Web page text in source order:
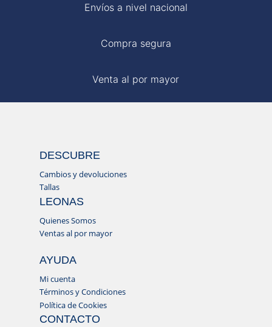
Envíos a nivel nacional
Compra segura
Venta al por mayor
DESCUBRE
Cambios y devoluciones
Tallas
LEONAS
Quienes Somos
Ventas al por mayor
AYUDA
Mi cuenta
Términos y Condiciones
Política de Cookies
CONTACTO